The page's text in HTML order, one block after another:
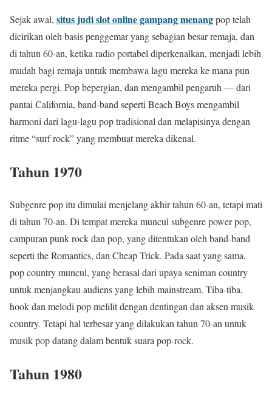
Sejak awal, situs judi slot online gampang menangpop telah
dicirikan oleh basis penggemar yang sebagian besar remaja, dan
di tahun 60-an, ketika radio portabel diperkenalkan, menjadi lebih
mudah bagi remaja untuk membawa lagu mereka ke mana pun
mereka pergi. Pop bepergian, dan mengambil pengaruh — dari
pantai California, band-band seperti Beach Boys mengambil
harmoni dari lagu-lagu pop tradisional dan melapisinya dengan
ritme “surf rock” yang membuat mereka dikenal.
Tahun 1970
Subgenre pop itu dimulai menjelang akhir tahun 60-an, tetapi mati
di tahun 70-an. Di tempat mereka muncul subgenre power pop,
campuran punk rock dan pop, yang ditentukan oleh band-band
seperti the Romantics, dan Cheap Trick. Pada saat yang sama,
pop country muncul, yang berasal dari upaya seniman country
untuk menjangkau audiens yang lebih mainstream. Tiba-tiba,
hook dan melodi pop melilit dengan dentingan dan aksen musik
country. Tetapi hal terbesar yang dilakukan tahun 70-an untuk
musik pop datang dalam bentuk suara pop-rock.
Tahun 1980